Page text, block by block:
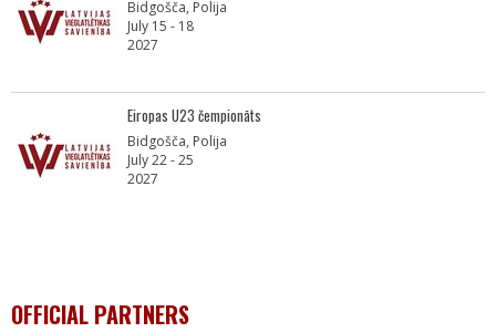
Bidgošča, Polija
July 15 - 18
2027
Eiropas U23 čempionāts
Bidgošča, Polija
July 22 - 25
2027
OFFICIAL PARTNERS